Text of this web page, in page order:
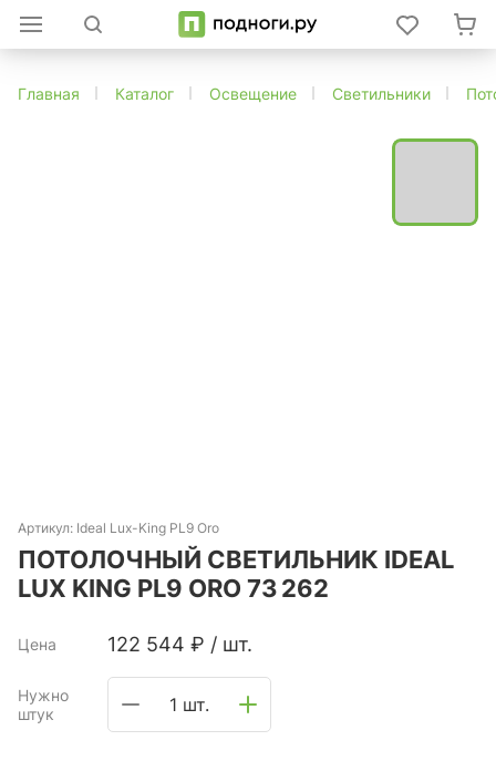
Главная Каталог Освещение Светильники
Артикул: Ideal Lux-King PL9 Oro
ПОТОЛОЧНЫЙ СВЕТИЛЬНИК IDEAL
LUX KING PL9 ORO 73 262
Цена 122 544 ₽ / шт.
Нужно
штук
1 шт.